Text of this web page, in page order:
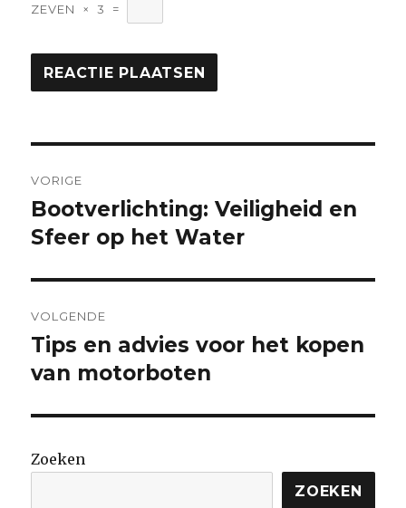
ZEVEN × 3 =
VORIGE
Vorige
bericht:
Bootverlichting: Veiligheid en
Sfeer op het Water
VOLGENDE
Volgende
bericht:
Tips en advies voor het kopen
van motorboten
Zoeken
ZOEKEN